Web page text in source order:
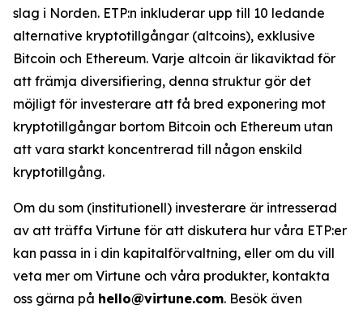
slag i Norden. ETP:n inkluderar upp till 10 ledande
alternative kryptotillgångar (altcoins), exklusive
Bitcoin och Ethereum. Varje altcoin är likaviktad för
att främja diversifiering, denna struktur gör det
möjligt för investerare att få bred exponering mot
kryptotillgångar bortom Bitcoin och Ethereum utan
att vara starkt koncentrerad till någon enskild
kryptotillgång.
Om du som (institutionell) investerare är intresserad
av att träffa Virtune för att diskutera hur våra ETP:er
kan passa in i din kapitalförvaltning, eller om du vill
veta mer om Virtune och våra produkter, kontakta
oss gärna på hello@virtune.com. Besök även